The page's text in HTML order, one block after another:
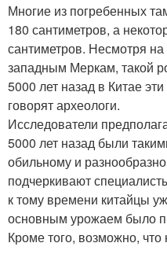
Многие из погребенных
180 сантиметров, а
сантиметров. Несмотря
западным Меркам, такой
5000 лет назад в Китае
говорят археологи.
Исследователи
5000 лет назад были
обильному и
подчеркивают
к тому времени китайцы
основным урожаем было
Кроме того, возможно,